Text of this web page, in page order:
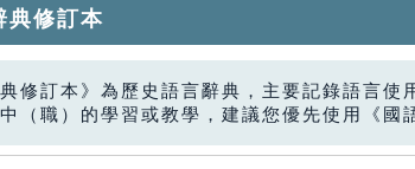
典修訂本
典修訂本》為歷史語言辭典，主要記錄語言
（職）的學習或教學，建議您優先使用《國